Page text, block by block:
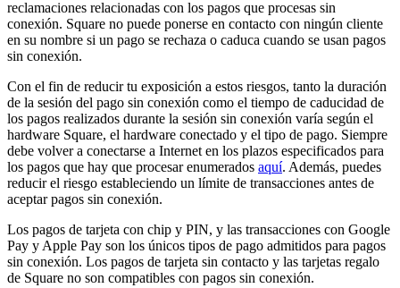
Comandes online
Botiga virtual
Square Kiosk
Desenvolupadors i solucions
Descobrir
Màrqueting
Square AI
Directori de clients
Targetes regal
reclamaciones relacionadas con los pagos que procesas sin
conexión. Square no puede ponerse en contacto con ningún cliente
en su nombre si un pago se rechaza o caduca cuando se usan pagos
sin conexión.
Con el fin de reducir tu exposición a estos riesgos, tanto la duración
de la sesión del pago sin conexión como el tiempo de caducidad de
los pagos realizados durante la sesión sin conexión varía según el
hardware Square, el hardware conectado y el tipo de pago. Siempre
debe volver a conectarse a Internet en los plazos especificados para
los pagos que hay que procesar enumerados aquí. Además, puedes
reducir el riesgo estableciendo un límite de transacciones antes de
aceptar pagos sin conexión.
Los pagos de tarjeta con chip y PIN, y las transacciones con Google
Pay y Apple Pay son los únicos tipos de pago admitidos para pagos
sin conexión. Los pagos de tarjeta sin contacto y las tarjetas regalo
de Square no son compatibles con pagos sin conexión.